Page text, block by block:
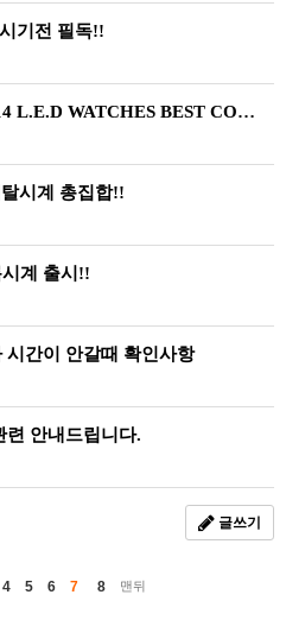
기전 필독!!
WATCHES BEST COLLECTION.
시계 총집합!!
계 출시!!
간이 안갈때 확인사항
련 안내드립니다.
글쓰기
4 5 6 7 8 맨뒤